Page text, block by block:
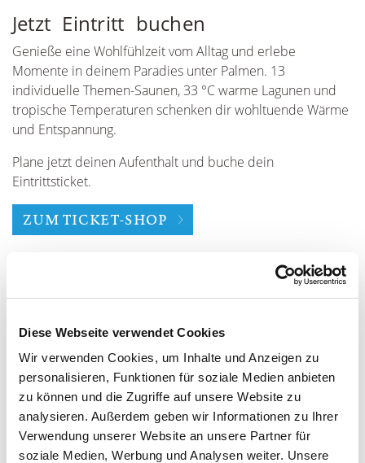
Diese Webseite verwendet Cookies
Wir verwenden Cookies, um Inhalte und Anzeigen zu
personalisieren, Funktionen für soziale Medien anbieten
zu können und die Zugriffe auf unsere Website zu
analysieren. Außerdem geben wir Informationen zu Ihrer
Verwendung unserer Website an unsere Partner für
soziale Medien, Werbung und Analysen weiter. Unsere
Jetzt Eintritt buchen
Genieße eine Wohlfühlzeit vom Alltag und erlebe
Momente in deinem Paradies unter Palmen. 13
individuelle Themen-Saunen, 33 °C warme Lagunen und
tropische Temperaturen schenken dir wohltuende Wärme
und Entspannung.
Plane jetzt deinen Aufenthalt und buche dein
Eintrittsticket.
ZUM TICKET-SHOP